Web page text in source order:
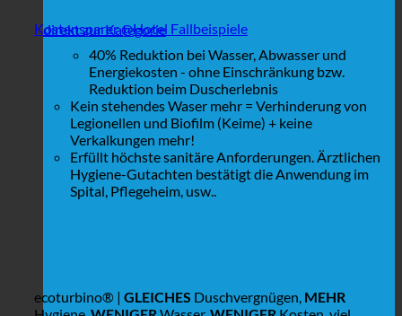
direkt zur Kategorie
Kostensparer @Hotel Fallbeispiele
40% Reduktion bei Wasser, Abwasser und
Energiekosten - ohne Einschränkung bzw.
Reduktion beim Duscherlebnis
Kein stehendes Waser mehr = Verhinderung von
Legionellen und Biofilm (Keime) + keine
Verkalkungen mehr!
Erfüllt höchste sanitäre Anforderungen. Ärztlichen
Hygiene-Gutachten bestätigt die Anwendung im
Spital, Pflegeheim, usw..
ecoturbino® | GLEICHES Duschvergnügen, MEHR